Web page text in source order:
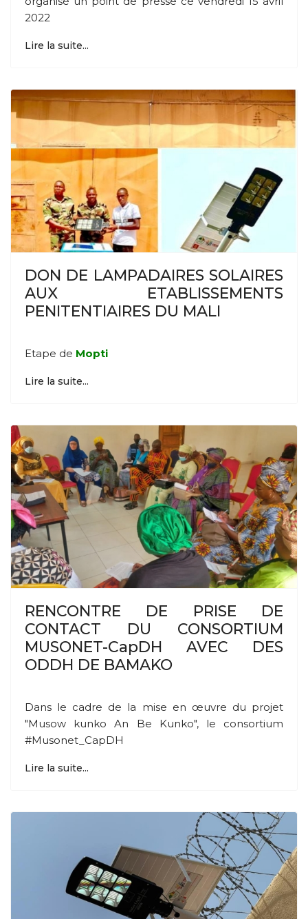
2022
Lire la suite...
DON DE LAMPADAIRES SOLAIRES
AUX ETABLISSEMENTS
PENITENTIAIRES DU MALI
Etape de Mopti
Lire la suite...
RENCONTRE DE PRISE DE
CONTACT DU CONSORTIUM
MUSONET-CapDH AVEC DES
ODDH DE BAMAKO
Dans le cadre de la mise en œuvre du projet
"Musow kunko An Be Kunko", le consortium
#Musonet_CapDH
Lire la suite...